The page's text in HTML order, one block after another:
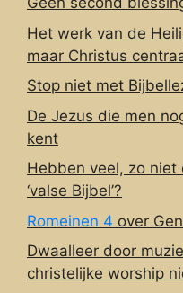
Het werk van de
maar Christus
Stop niet met
De Jezus die men
kent
Hebben veel, zo niet
‘valse Bijbel’?
Romeinen 4 over
Dwaalleer door
christelijke worship